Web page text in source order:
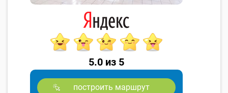
5.0 из 5
построить маршрут